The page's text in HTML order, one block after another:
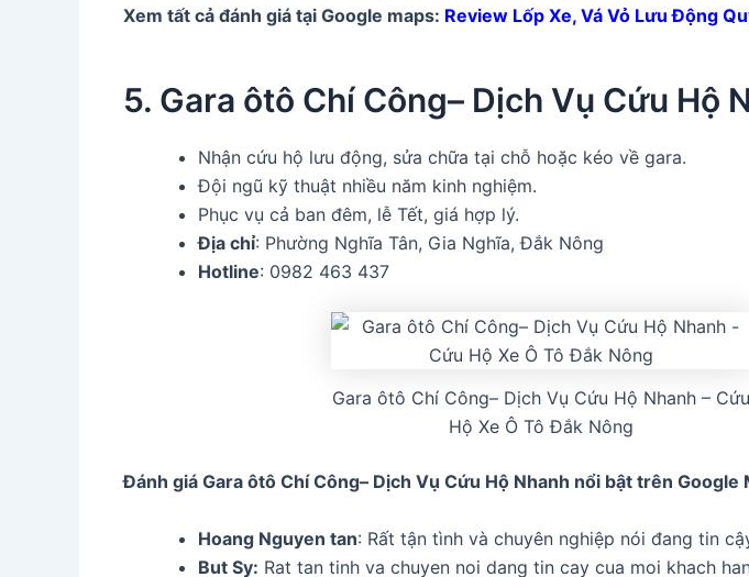
Xem tất cả đánh giá tại Google maps: Review Lốp Xe, Vá Vỏ Lưu Động
5. Gara ôtô Chí Công– Dịch Vụ Cứu Hộ
Nhận cứu hộ lưu động, sửa chữa tại chỗ hoặc kéo về gara.
Đội ngũ kỹ thuật nhiều năm kinh nghiệm.
Phục vụ cả ban đêm, lễ Tết, giá hợp lý.
Địa chỉ: Phường Nghĩa Tân, Gia Nghĩa, Đắk Nông
Hotline: 0982 463 437
Gara ôtô Chí Công– Dịch Vụ Cứu Hộ Nhanh – Cứu
Hộ Xe Ô Tô Đắk Nông
Đánh giá Gara ôtô Chí Công– Dịch Vụ Cứu Hộ Nhanh nổi bật trên Google
Hoang Nguyen tan: Rất tận tình và chuyên nghiệp nói đang tin
But Sy: Rat tan tinh va chuyen noi dang tin cay cua moi khach